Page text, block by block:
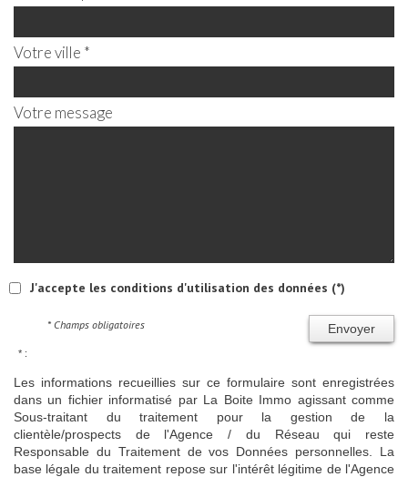
Votre ville *
Votre message
J'accepte les conditions d'utilisation des données (*)
Envoyer
* Champs obligatoires
* :
Les informations recueillies sur ce formulaire sont enregistrées
dans un fichier informatisé par La Boite Immo agissant comme
Sous-traitant du traitement pour la gestion de la
clientèle/prospects de l'Agence / du Réseau qui reste
Responsable du Traitement de vos Données personnelles. La
base légale du traitement repose sur l'intérêt légitime de l'Agence